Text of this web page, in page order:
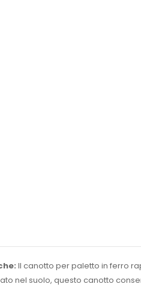
Il canotto per paletto in ferro
nel suolo, questo canotto